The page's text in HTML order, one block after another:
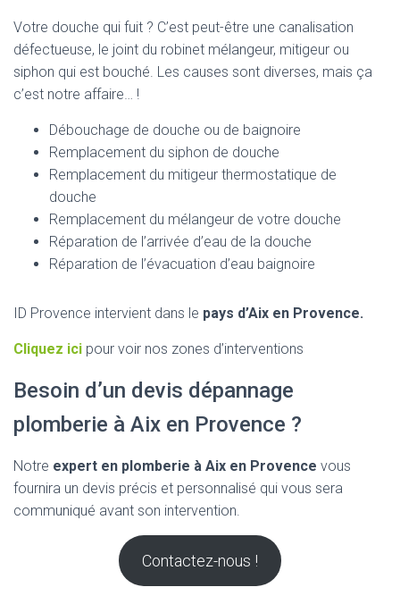
Votre douche qui fuit ? C’est peut-être une canalisation
défectueuse, le joint du robinet mélangeur, mitigeur ou
siphon qui est bouché. Les causes sont diverses, mais ça
c’est notre affaire… !
Débouchage de douche ou de baignoire
Remplacement du siphon de douche
Remplacement du mitigeur thermostatique de
douche
Remplacement du mélangeur de votre douche
Réparation de l’arrivée d’eau de la douche
Réparation de l’évacuation d’eau baignoire
ID Provence intervient dans le pays d’Aix en Provence.
Cliquez ici pour voir nos zones d’interventions
Besoin d’un devis dépannage
plomberie à Aix en Provence ?
Notre expert en plomberie à Aix en Provence vous
fournira un devis précis et personnalisé qui vous sera
communiqué avant son intervention.
Contactez-nous !